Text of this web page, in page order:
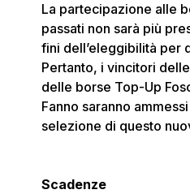
La partecipazione alle
passati non sarà più
fini dell’eleggibilità per
Pertanto, i vincitori
delle borse Top-Up
Fanno saranno
selezione di questo
Scadenze